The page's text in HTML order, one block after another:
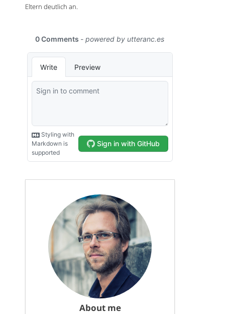
Eltern deutlich an.
About me